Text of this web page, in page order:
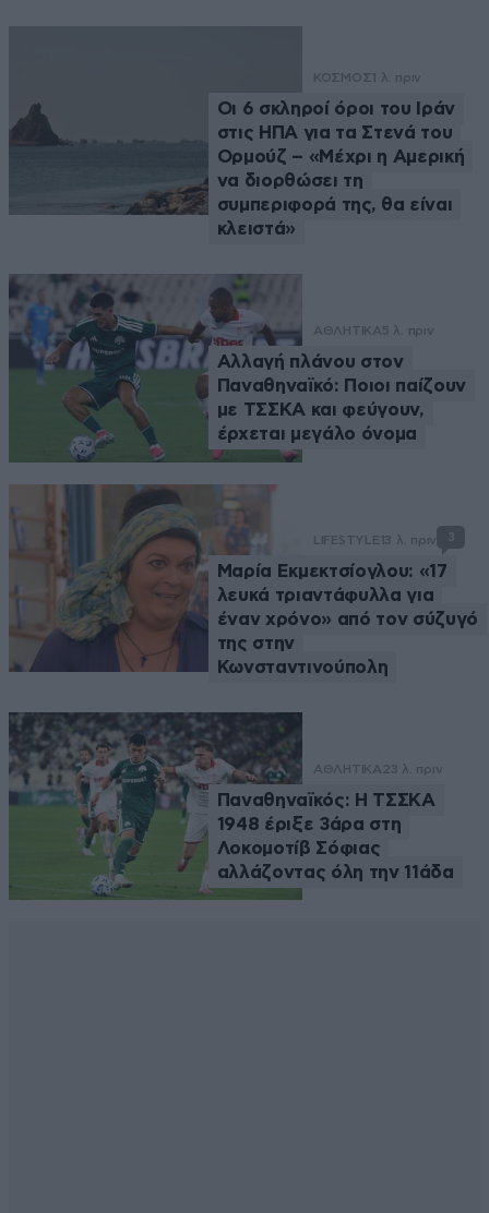
ΚΟΣΜΟΣ 1 λ. πριν
Οι 6 σκληροί όροι του Ιράν
στις ΗΠΑ για τα Στενά του
Ορμούζ – «Μέχρι η Αμερική
να διορθώσει τη
συμπεριφορά της, θα είναι
κλειστά»
ΑΘΛΗΤΙΚΑ5 λ. πριν
Αλλαγή πλάνου στον
Παναθηναϊκό: Ποιοι παίζουν
με ΤΣΣΚΑ και φεύγουν,
έρχεται μεγάλο όνομα
LIFESTYLE 13 λ. πριν 3
Μαρία Εκμεκτσίογλου: «17
λευκά τριαντάφυλλα για
έναν χρόνο» από τον σύζυγό
της στην
Κωνσταντινούπολη
ΑΘΛΗΤΙΚΑ 23 λ. πριν
Παναθηναϊκός: Η ΤΣΣΚΑ
1948 έριξε 3άρα στη
Λοκομοτίβ Σόφιας
αλλάζοντας όλη την 11άδα